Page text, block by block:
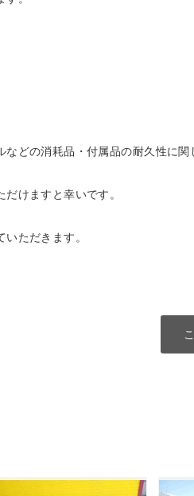
どの消耗品・付属品の耐久性に関
けますと幸いです。
ただきます。